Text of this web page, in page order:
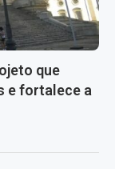
que
e fortalece a